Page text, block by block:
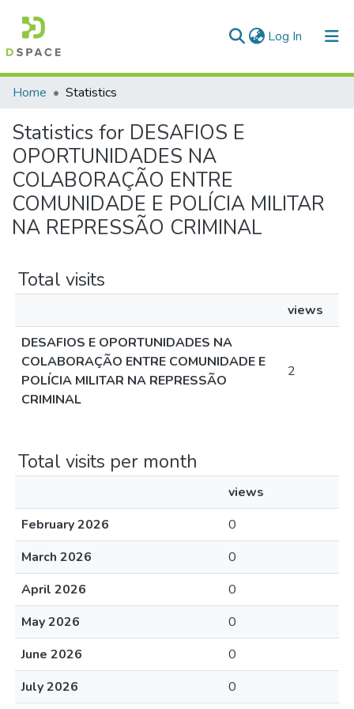
Log In (current)
Communities & Collections
All of DSpace
Home Statistics
Statistics for DESAFIOS E
OPORTUNIDADES NA
COLABORAÇÃO ENTRE
COMUNIDADE E POLÍCIA MILITAR
NA REPRESSÃO CRIMINAL
Total visits
views
DESAFIOS E OPORTUNIDADES NA
COLABORAÇÃO ENTRE COMUNIDADE E
POLÍCIA MILITAR NA REPRESSÃO
CRIMINAL
2
Total visits per month
views
February 2026
0
March 2026
0
April 2026
0
May 2026
0
June 2026
0
July 2026
0